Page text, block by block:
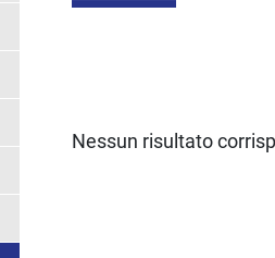
Nessun risultato